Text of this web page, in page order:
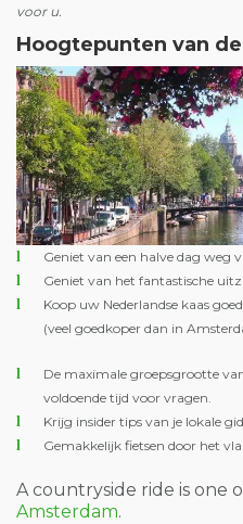
voor u.
Hoogtepunten van
Geniet van een halve dag weg
Geniet van het fantastische
Koop uw Nederlandse kaas
(veel goedkoper dan in
De maximale groepsgrootte
voldoende tijd voor vragen.
Krijg insider tips van je lokale
Gemakkelijk fietsen door het
A countryside ride is one
Amsterdam.